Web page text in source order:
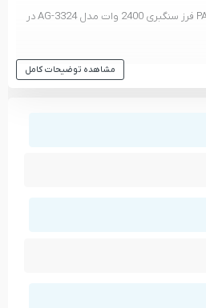
توضیحات کامل درباره سنگ فرز PAP فرز سنگبری 2400 وات مدل AG-3324 در
مشاهده توضیحات کامل